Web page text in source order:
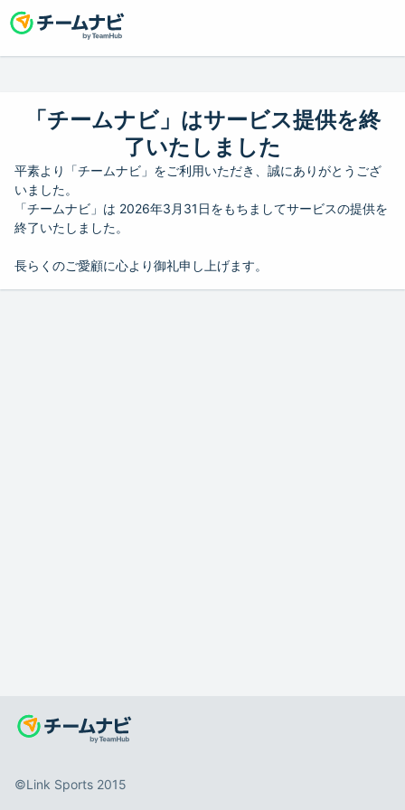
「チームナビ」はサービス提供を終
了いたしました
平素より「チームナビ」をご利用いただき、誠にありがとうござ
いました。
「チームナビ」は 2026年3月31日をもちましてサービスの提供を
終了いたしました。
長らくのご愛顧に心より御礼申し上げます。
©️Link Sports 2015